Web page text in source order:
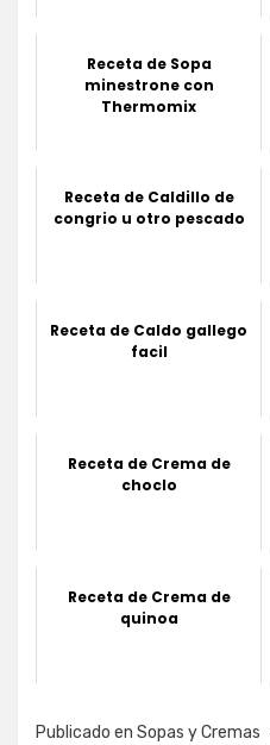
Receta de Sopa
minestrone con
Thermomix
Receta de Caldillo de
congrio u otro pescado
Receta de Caldo gallego
facil
Receta de Crema de
choclo
Receta de Crema de
quinoa
Publicado en Sopas y Cremas